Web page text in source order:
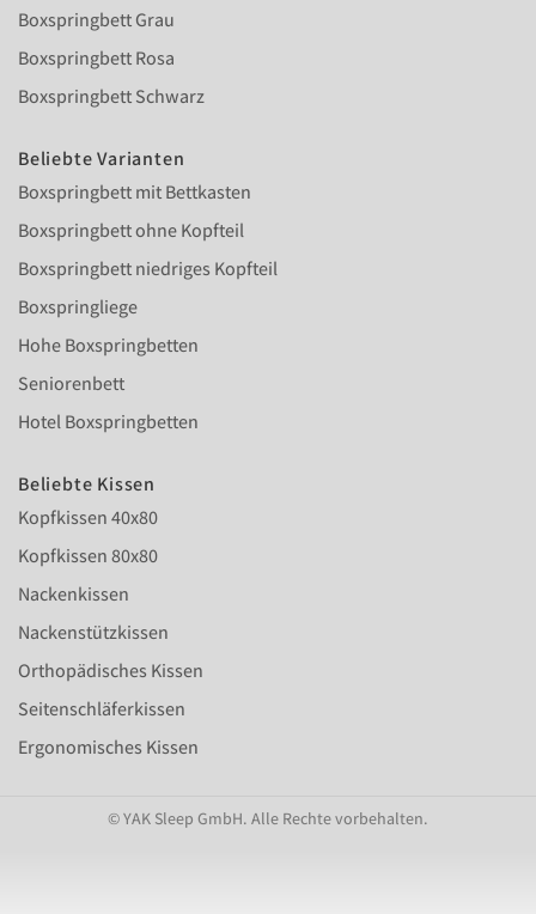
Boxspringbett Grau
Boxspringbett Rosa
Boxspringbett Schwarz
Beliebte Varianten
Boxspringbett mit Bettkasten
Boxspringbett ohne Kopfteil
Boxspringbett niedriges Kopfteil
Boxspringliege
Hohe Boxspringbetten
Seniorenbett
Hotel Boxspringbetten
Beliebte Kissen
Kopfkissen 40x80
Kopfkissen 80x80
Nackenkissen
Nackenstützkissen
Orthopädisches Kissen
Seitenschläferkissen
Ergonomisches Kissen
© YAK Sleep GmbH. Alle Rechte vorbehalten.